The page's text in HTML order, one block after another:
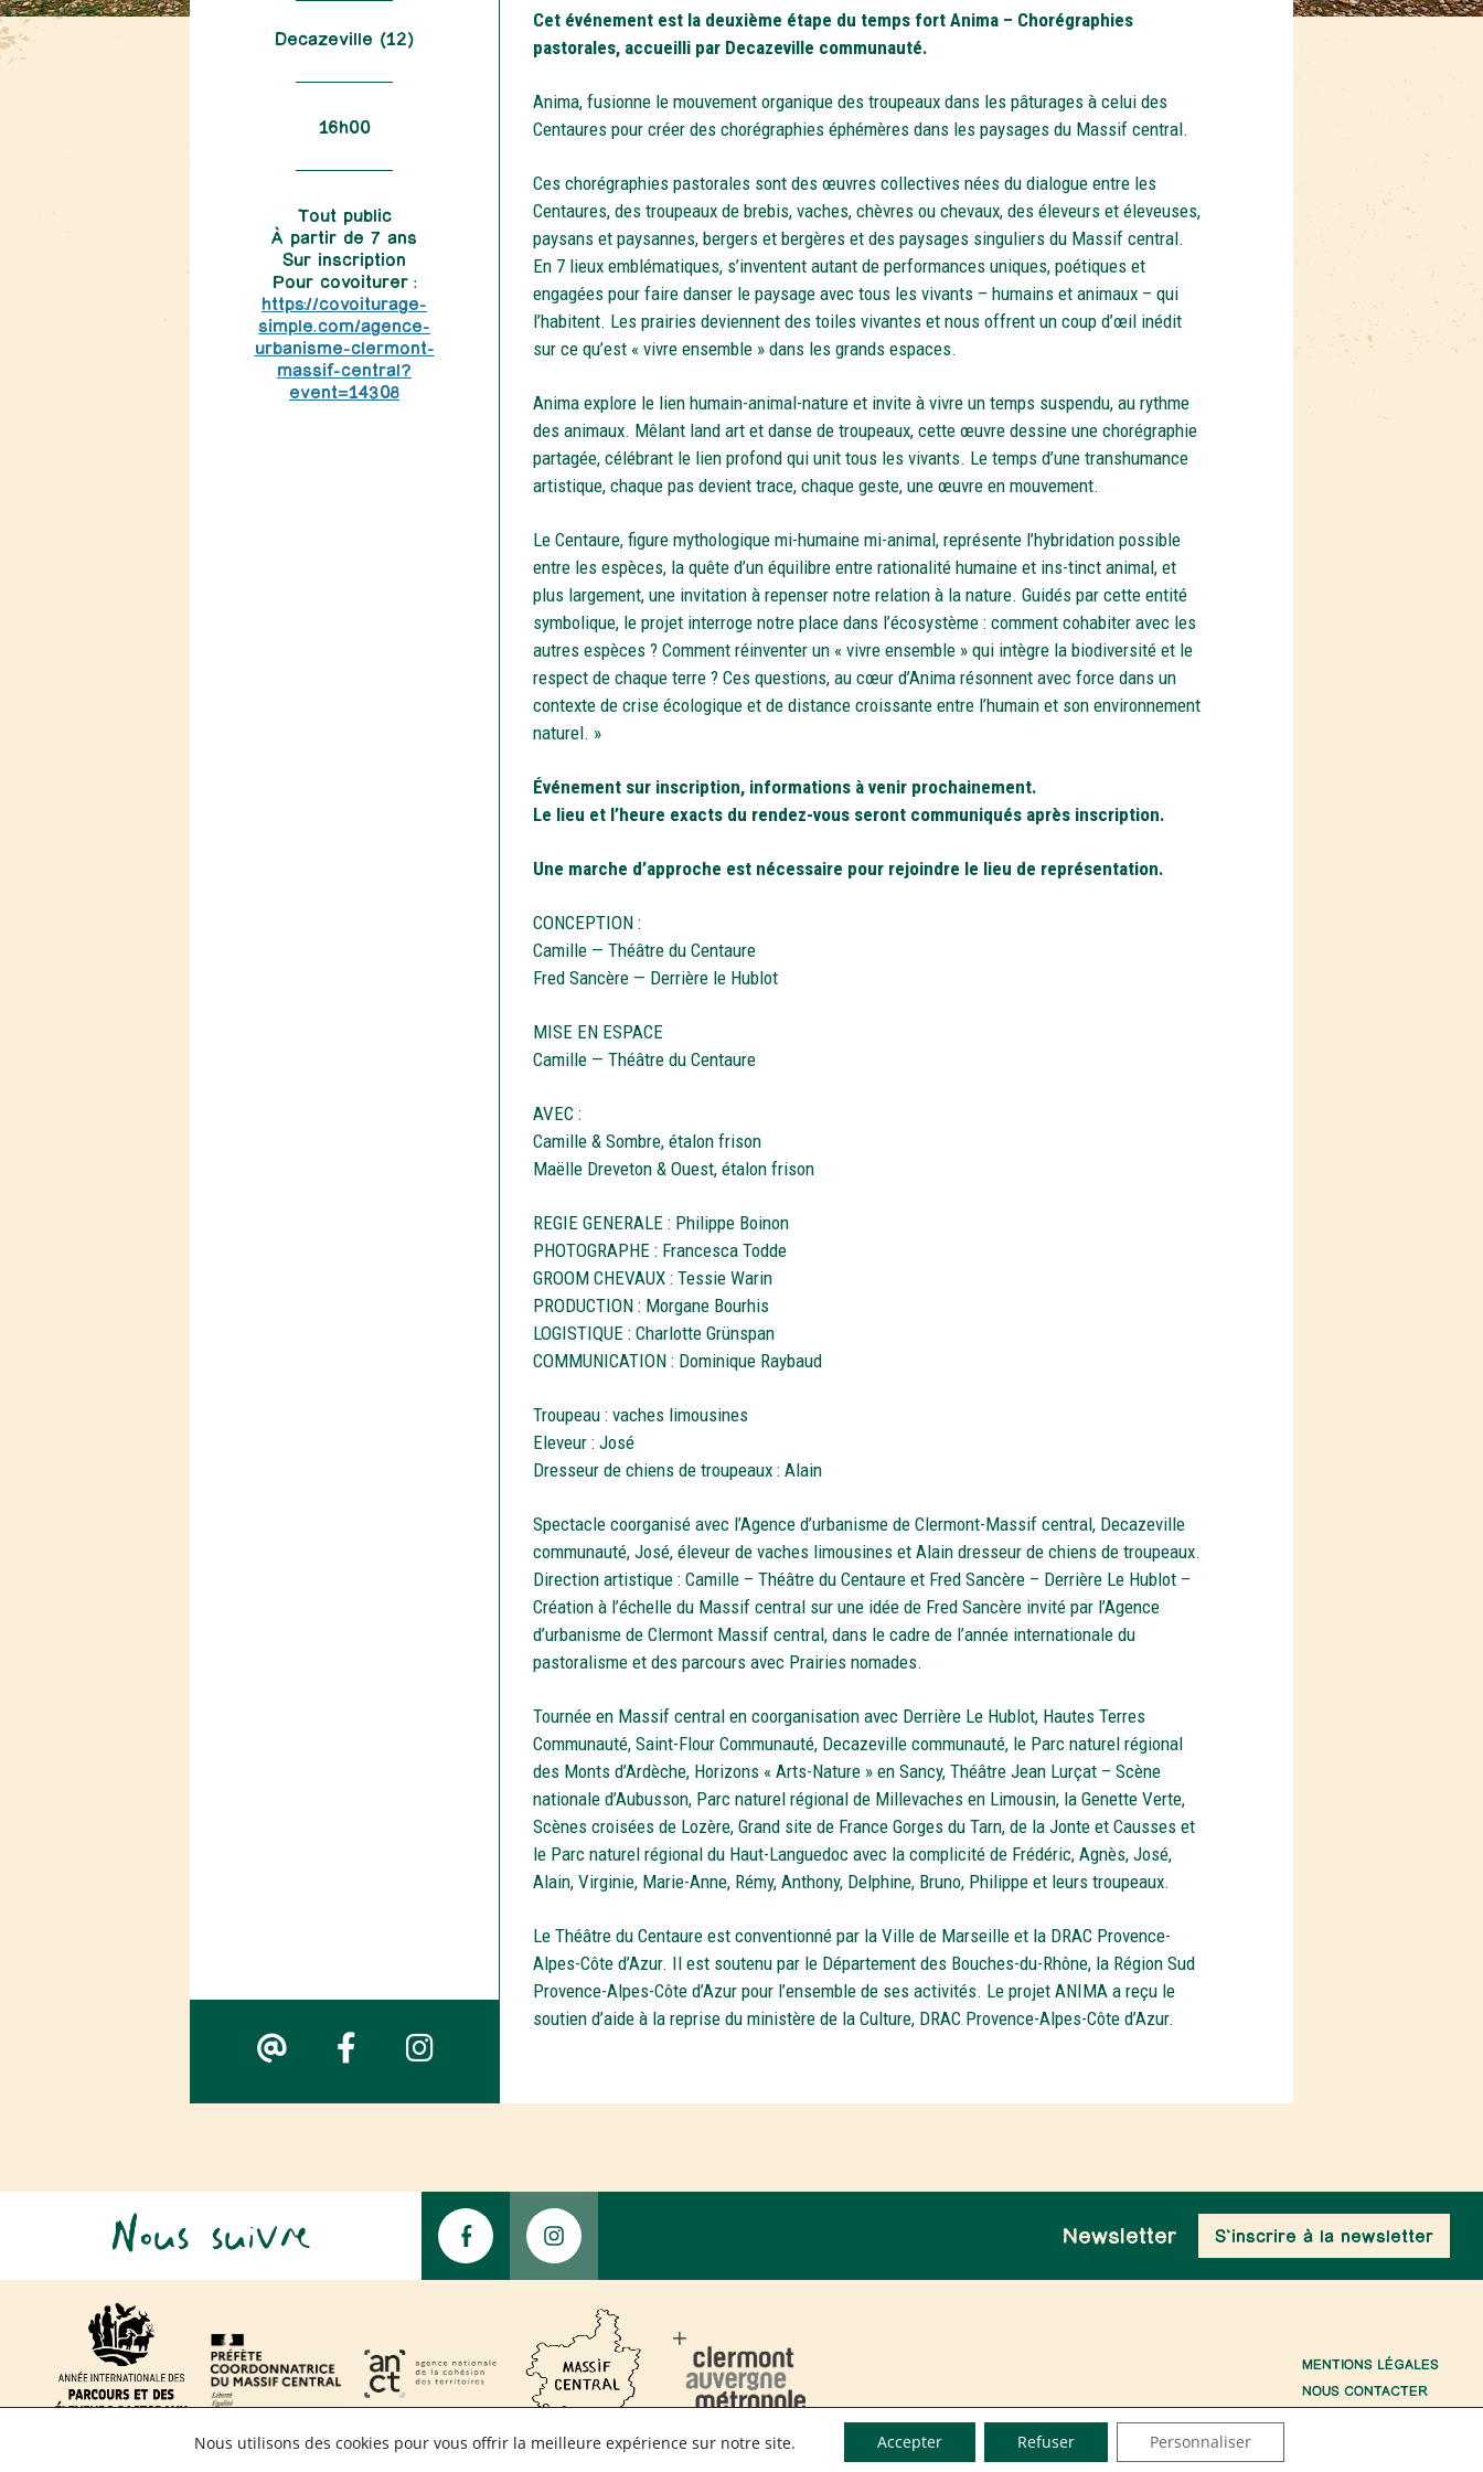
Decazeville (12)
16h00
Tout public
À partir de 7 ans
Sur inscription
Pour covoiturer :
https://covoiturage-
simple.com/agence-
urbanisme-clermont-
massif-central?
event=14308
Cet événement est la deuxième étape du temps fort Anima – Chorégraphies
pastorales, accueilli par Decazeville communauté.
Anima, fusionne le mouvement organique des troupeaux dans les pâturages à celui des
Centaures pour créer des chorégraphies éphémères dans les paysages du Massif central.
Ces chorégraphies pastorales sont des œuvres collectives nées du dialogue entre les
Centaures, des troupeaux de brebis, vaches, chèvres ou chevaux, des éleveurs et éleveuses,
paysans et paysannes, bergers et bergères et des paysages singuliers du Massif central.
En 7 lieux emblématiques, s’inventent autant de performances uniques, poétiques et
engagées pour faire danser le paysage avec tous les vivants – humains et animaux – qui
l’habitent. Les prairies deviennent des toiles vivantes et nous offrent un coup d’œil inédit
sur ce qu’est « vivre ensemble » dans les grands espaces.
Anima explore le lien humain-animal-nature et invite à vivre un temps suspendu, au rythme
des animaux. Mêlant land art et danse de troupeaux, cette œuvre dessine une chorégraphie
partagée, célébrant le lien profond qui unit tous les vivants. Le temps d’une transhumance
artistique, chaque pas devient trace, chaque geste, une œuvre en mouvement.
Le Centaure, figure mythologique mi-humaine mi-animal, représente l’hybridation possible
entre les espèces, la quête d’un équilibre entre rationalité humaine et ins-tinct animal, et
plus largement, une invitation à repenser notre relation à la nature. Guidés par cette entité
symbolique, le projet interroge notre place dans l’écosystème : comment cohabiter avec les
autres espèces ? Comment réinventer un « vivre ensemble » qui intègre la biodiversité et le
respect de chaque terre ? Ces questions, au cœur d’Anima résonnent avec force dans un
contexte de crise écologique et de distance croissante entre l’humain et son environnement
naturel. »
Événement sur inscription, informations à venir prochainement.
Le lieu et l’heure exacts du rendez-vous seront communiqués après inscription.
Une marche d’approche est nécessaire pour rejoindre le lieu de représentation.
CONCEPTION :
Camille — Théâtre du Centaure
Fred Sancère — Derrière le Hublot
MISE EN ESPACE
Camille — Théâtre du Centaure
AVEC :
Camille & Sombre, étalon frison
Maëlle Dreveton & Ouest, étalon frison
REGIE GENERALE : Philippe Boinon
PHOTOGRAPHE : Francesca Todde
GROOM CHEVAUX : Tessie Warin
PRODUCTION : Morgane Bourhis
LOGISTIQUE : Charlotte Grünspan
COMMUNICATION : Dominique Raybaud
Troupeau : vaches limousines
Eleveur : José
Dresseur de chiens de troupeaux : Alain
Spectacle coorganisé avec l’Agence d’urbanisme de Clermont-Massif central, Decazeville
communauté, José, éleveur de vaches limousines et Alain dresseur de chiens de troupeaux.
Direction artistique : Camille – Théâtre du Centaure et Fred Sancère – Derrière Le Hublot –
Création à l’échelle du Massif central sur une idée de Fred Sancère invité par l’Agence
d’urbanisme de Clermont Massif central, dans le cadre de l’année internationale du
pastoralisme et des parcours avec Prairies nomades.
Tournée en Massif central en coorganisation avec Derrière Le Hublot, Hautes Terres
Communauté, Saint-Flour Communauté, Decazeville communauté, le Parc naturel régional
des Monts d’Ardèche, Horizons « Arts-Nature » en Sancy, Théâtre Jean Lurçat – Scène
nationale d’Aubusson, Parc naturel régional de Millevaches en Limousin, la Genette Verte,
Scènes croisées de Lozère, Grand site de France Gorges du Tarn, de la Jonte et Causses et
le Parc naturel régional du Haut-Languedoc avec la complicité de Frédéric, Agnès, José,
Alain, Virginie, Marie-Anne, Rémy, Anthony, Delphine, Bruno, Philippe et leurs troupeaux.
Le Théâtre du Centaure est conventionné par la Ville de Marseille et la DRAC Provence-
Alpes-Côte d’Azur. Il est soutenu par le Département des Bouches-du-Rhône, la Région Sud
Provence-Alpes-Côte d’Azur pour l’ensemble de ses activités. Le projet ANIMA a reçu le
soutien d’aide à la reprise du ministère de la Culture, DRAC Provence-Alpes-Côte d’Azur.
Nous suivre Newsletter S'inscrire à la newsletter
MENTIONS LÉGALES
NOUS CONTACTER
Nous utilisons des cookies pour vous offrir la meilleure expérience sur notre site. Accepter Refuser Personnaliser